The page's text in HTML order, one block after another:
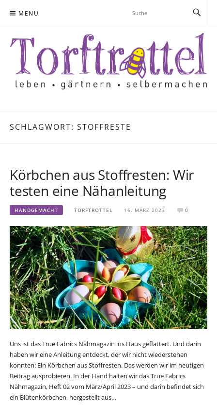
MENU
SCHLAGWORT: STOFFRESTE
Körbchen aus Stoffresten: Wir
testen eine Nähanleitung
HANDGEMACHT TORFTROTTEL 16. MÄRZ 2023 0
Uns ist das True Fabrics Nähmagazin ins Haus geflattert. Und darin
haben wir eine Anleitung entdeckt, der wir nicht wiederstehen
konnten: Ein Körbchen aus Stoffresten. Das werden wir im heutigen
Beitrag ausprobieren. In der Hand halten wir das True Fabrics
Nähmagazin, Heft 02 vom März/April 2023 – und darin befindet sich
ein Blütenkörbchen, hergestellt aus…